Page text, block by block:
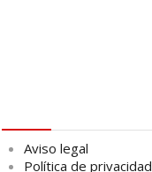
Aviso legal
Política de privacidad